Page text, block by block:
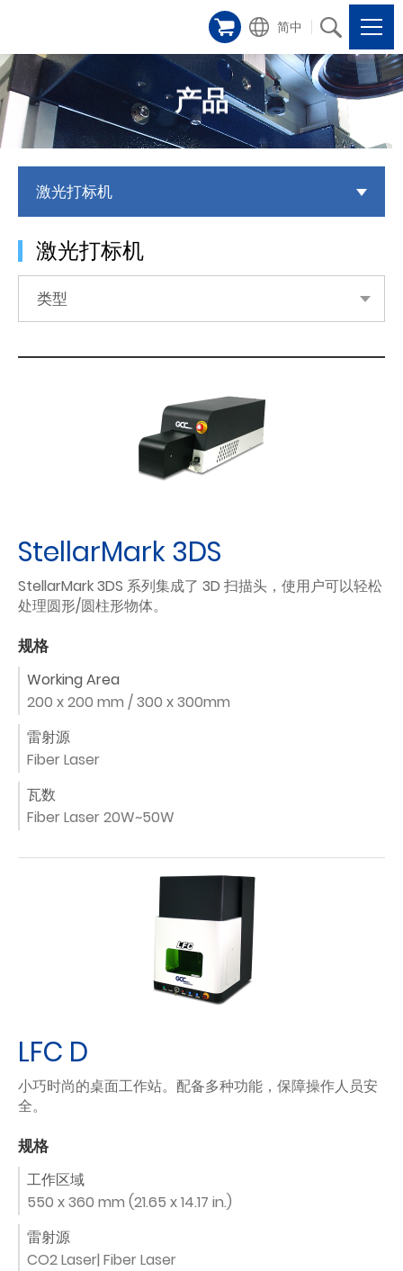
简中
产品
激光打标机
激光打标机
类型
StellarMark 3DS
StellarMark 3DS 系列集成了 3D 扫描头，使用户可以轻松
处理圆形/圆柱形物体。
规格
Working Area
200 x 200 mm / 300 x 300mm
雷射源
Fiber Laser
瓦数
Fiber Laser 20W~50W
LFC D
小巧时尚的桌面工作站。配备多种功能，保障操作人员安
全。
规格
工作区域
550 x 360 mm (21.65 x 14.17 in.)
雷射源
CO2 Laser| Fiber Laser